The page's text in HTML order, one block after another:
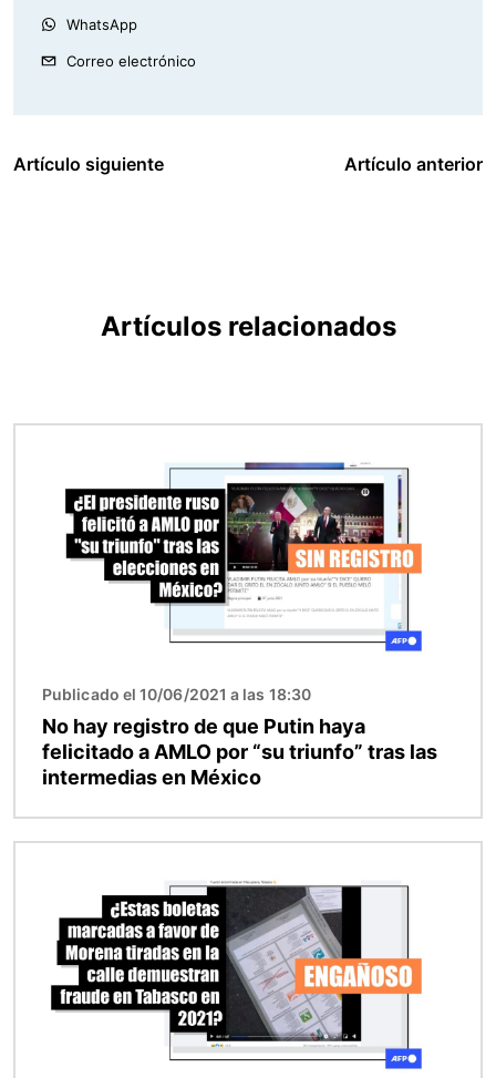
WhatsApp
Correo electrónico
Artículo siguiente Artículo anterior
Artículos relacionados
Publicado el 10/06/2021 a las 18:30
No hay registro de que Putin haya
felicitado a AMLO por “su triunfo” tras las
intermedias en México